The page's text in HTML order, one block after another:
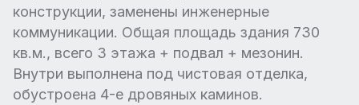
конструкции, заменены инженерные
коммуникации. Общая площадь здания 730
кв.м., всего 3 этажа + подвал + мезонин.
Внутри выполнена под чистовая отделка,
обустроена 4-е дровяных каминов.